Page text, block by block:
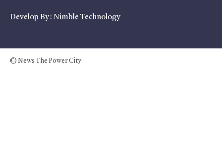
Develop By : Nimble Technology
© News The Power City